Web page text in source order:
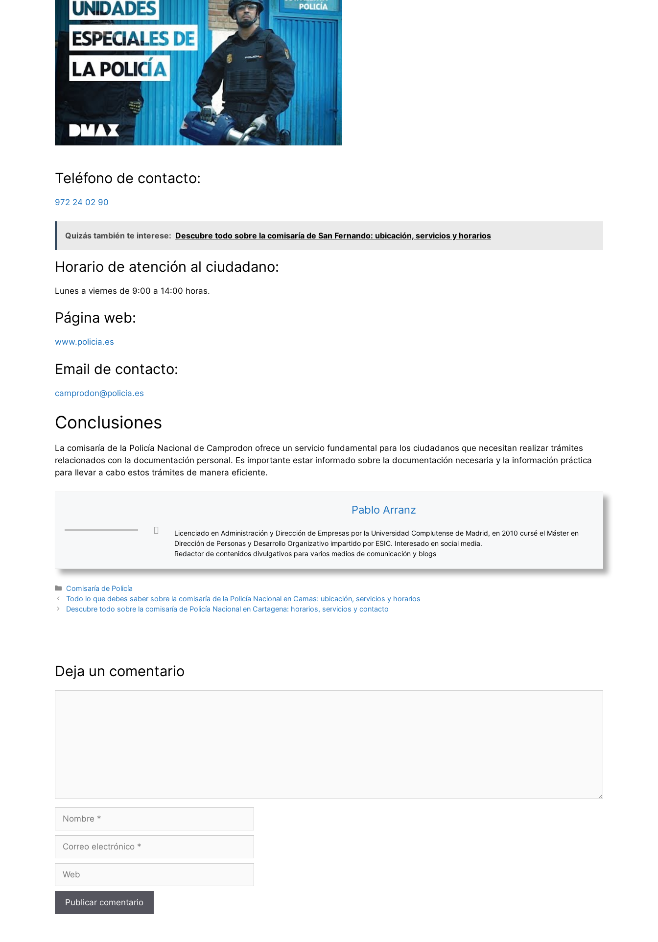
Teléfono de contacto:
972 24 02 90
Quizás también te interese: Descubre todo sobre la comisaría de San Fernando: ubicación, servicios y horarios
Horario de atención al ciudadano:
Lunes a viernes de 9:00 a 14:00 horas.
Página web:
www.policia.es
Email de contacto:
camprodon@policia.es
Conclusiones
La comisaría de la Policía Nacional de Camprodon ofrece un servicio fundamental para los ciudadanos que necesitan realizar trámites
relacionados con la documentación personal. Es importante estar informado sobre la documentación necesaria y la información práctica
para llevar a cabo estos trámites de manera eficiente.
Pablo Arranz
Licenciado en Administración y Dirección de Empresas por la Universidad Complutense de Madrid, en 2010 cursé el Máster en
Dirección de Personas y Desarrollo Organizativo impartido por ESIC. Interesado en social media.
Redactor de contenidos divulgativos para varios medios de comunicación y blogs
Categorías
Comisaría de Policía
Navegación
de
Todo lo que debes saber sobre la comisaría de la Policía Nacional en Camas: ubicación, servicios y horarios
Descubre todo sobre la comisaría de Policía Nacional en Cartagena: horarios, servicios y contacto
Deja un comentario
electrónico